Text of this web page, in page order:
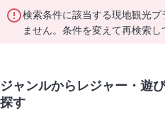
検索条件に該当する現地観光
ません。条件を変えて再検索し
ジャンルからレジャー・遊
探す